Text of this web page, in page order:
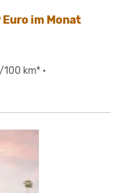
im Monat
km* •